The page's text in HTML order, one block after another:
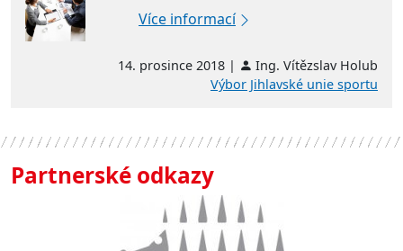
Více informací
14. prosince 2018 |
Ing. Vítězslav Holub
Výbor Jihlavské unie sportu
Partnerské odkazy